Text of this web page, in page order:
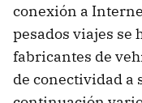
conexión a
pesados viajes se
fabricantes de
de conectividad a